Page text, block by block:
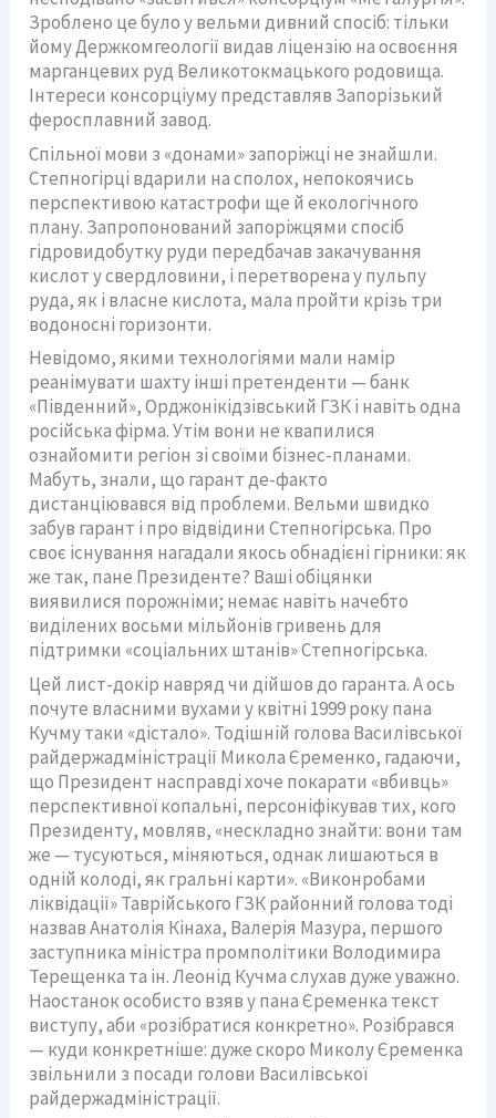
Зроблено це було у вельми дивний спосіб: тільки
йому Держкомгеології видав ліцензію на освоєння
марганцевих руд Великотокмацького родовища.
Інтереси консорціуму представляв Запорізький
феросплавний завод.
Спільної мови з «донами» запоріжці не знайшли.
Степногірці вдарили на сполох, непокоячись
перспективою катастрофи ще й екологічного
плану. Запропонований запоріжцями спосіб
гідровидобутку руди передбачав закачування
кислот у свердловини, і перетворена у пульпу
руда, як і власне кислота, мала пройти крізь три
водоносні горизонти.
Невідомо, якими технологіями мали намір
реанімувати шахту інші претенденти — банк
«Південний», Орджонікідзівський ГЗК і навіть одна
російська фірма. Утім вони не квапилися
ознайомити регіон зі своїми бізнес-планами.
Мабуть, знали, що гарант де-факто
дистанціювався від проблеми. Вельми швидко
забув гарант і про відвідини Степногiрська. Про
своє існування нагадали якось обнадієні гірники: як
же так, пане Президенте? Ваші обіцянки
виявилися порожніми; немає навіть начебто
виділених восьми мільйонів гривень для
підтримки «соціальних штанів» Степногiрська.
Цей лист-докір навряд чи дійшов до гаранта. А ось
почуте власними вухами у квітні 1999 року пана
Кучму таки «дістало». Тодішній голова Василівської
райдержадміністрації Микола Єременко, гадаючи,
що Президент насправді хоче покарати «вбивць»
перспективної копальні, персоніфікував тих, кого
Президенту, мовляв, «нескладно знайти: вони там
же — тусуються, міняються, однак лишаються в
одній колоді, як гральні карти». «Виконробами
ліквідації» Таврійського ГЗК районний голова тоді
назвав Анатолія Кінаха, Валерія Мазура, першого
заступника міністра промполітики Володимира
Терещенка та ін. Леонід Кучма слухав дуже уважно.
Наостанок особисто взяв у пана Єременка текст
виступу, аби «розібратися конкретно». Розібрався
— куди конкретніше: дуже скоро Миколу Єременка
звільнили з посади голови Василівської
райдержадміністрації.